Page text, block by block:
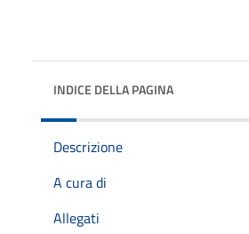
INDICE DELLA PAGINA
Descrizione
A cura di
Allegati